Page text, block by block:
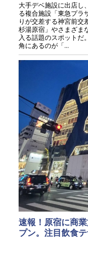
大手デベ施設に出店し
る複合施設「東急プラ
りが交差する神宮前交
杉湯原宿」やさまざま
入る話題のスポットだ
角にあるのが「...
速報！原宿に商
プン。注目飲食